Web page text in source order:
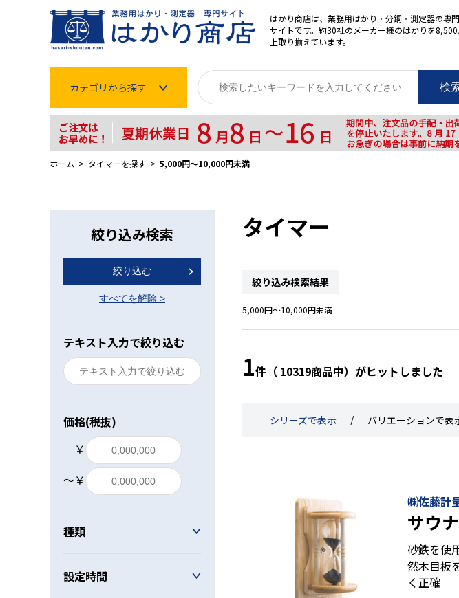
はかり商店は、業務用はかり・分銅・測定器の専
サイトです。約30社のメーカー様のはかりを8,500
上取り揃えています。
カテゴリから探す
はかり
分銅
タイマー
長さ測定器
濃度・環境測定
色々な計測器
レベル・勾配測定
オプション
検
ホーム タイマーを探す 5,000円～10,000円未満
絞り込み検索
絞り込む
すべてを解除 >
テキスト入力で絞り込む
価格(税抜)
￥
〜￥
種類
設定時間
タイマー
絞り込み検索結果
5,000円～10,000円未満
1件（ 10319商品中）がヒットしました
シリーズで表示 バリエーションで表
㈱佐藤計
砂鉄を使
然木目板
く正確